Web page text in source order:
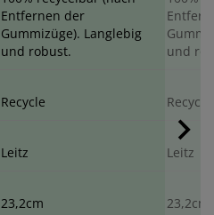
Entfernen der
Gummizüge). Langlebig
und robust.
und
Recycle Recycle
Leitz Leitz
23,2cm 23,2cm